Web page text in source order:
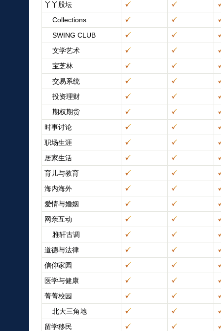
丫丫股坛
Collections
SWING CLUB
文学艺术
宝芝林
交易系统
投资理财
期权期货
时事讨论
职场生涯
居家生活
育儿与教育
海内海外
爱情与婚姻
网亲互动
雅轩古调
道德与法律
信仰家园
医学与健康
菁菁校园
北大三角地
留学移民